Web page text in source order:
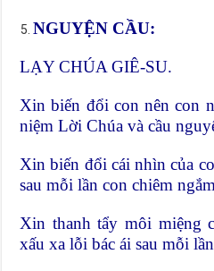
NGUYỆN CẦU:
LẠY CHÚA GIÊ-SU.
Xin biến đổi con nên con
niệm Lời Chúa và cầu
Xin biến đổi cái nhìn của
sau mỗi lần con chiêm
Xin thanh tẩy môi miệng
xấu xa lỗi bác ái sau mỗi